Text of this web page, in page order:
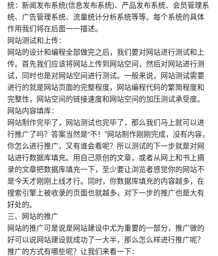
统：新闻发布系统(信息发布系统)、产品发布系统、会员管理系
统、广告管理系统、流量统计分析系统等等。每个系统的具体
作用我们将在后面一一描述。
网站测试和上传：
网站的设计和编程全部做完之后，我们要对网站进行测试和上
传。首先我们应该将网站上传到网站空间，然后对网站进行测
试，同时也是对网站空间进行测试。一般来说，网站测试需要
进行的就是网站页面的完整程度，网站编程代码的繁简程度和
完整性，网站空间的链接速度和网站空间的加压测试承受度。
网站内容填库：
网站制作完毕了，网站测试也完毕了，那么我们马上就可以进
行推广了吗？答案当然是“不！”网站制作刚刚完成，没有内容，
你怎么进行推广，又有谁会看呢？所以测试的下一步就是对网
站进行数据库填充。用自己原创的文章，或者从网上和书上摘
录的文章把数据库填充一下，至少要让浏览者感觉你的网站不
是今天才刚刚上线才行。同时，你数据库填充的内容越多，在
搜索引擎上被收录的页面也就越多，对下一步的推广也是大有
好处的。
三、网站的推广
网站的推广可是说是网站建设中尤为重要的一部分，推广做的
好可以说网站建设就成功了一大半，那么怎么样进行推广呢？
推广的方式有哪些呢？让我们来看一下：